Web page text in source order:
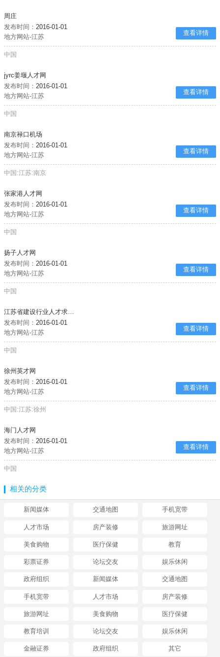
周庄
发布时间：2016-01-01
地方网站-江苏
查看详情
中国
jyrc姜堰人才网
发布时间：2016-01-01
地方网站-江苏
查看详情
中国
南京禄口机场
发布时间：2016-01-01
地方网站-江苏
查看详情
中国:江苏:南京
张家港人才网
发布时间：2016-01-01
地方网站-江苏
查看详情
中国
扬子人才网
发布时间：2016-01-01
地方网站-江苏
查看详情
中国
发布时间：2016-01-01
地方网站-江苏
查看详情
中国
徐州英才网
发布时间：2016-01-01
地方网站-江苏
查看详情
中国:江苏:徐州
海门人才网
发布时间：2016-01-01
地方网站-江苏
查看详情
中国
相关的分类
新闻媒体 交通地图 手机宽带
人才市场 房产装修 旅游网址
美食购物 医疗保健 教育
彩票证券 论坛交友 娱乐休闲
政府组织 新闻媒体 交通地图
手机宽带 人才市场 房产装修
旅游网址 美食购物 医疗保健
教育培训 论坛交友 娱乐休闲
金融证券 政府组织 其它